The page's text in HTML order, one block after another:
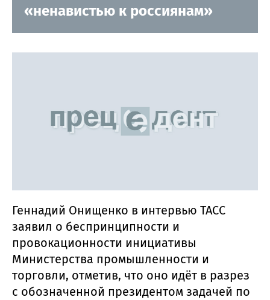
«ненавистью к россиянам»
Геннадий Онищенко в интервью ТАСС
заявил о беспринципности и
провокационности инициативы
Министерства промышленности и
торговли, отметив, что оно идёт в разрез
с обозначенной президентом задачей по